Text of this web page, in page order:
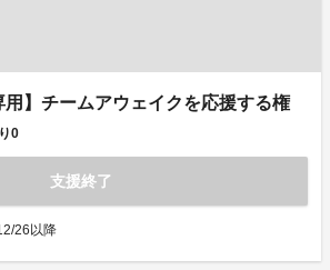
用】チームアウェイクを応援する権
0
支援終了
26以降